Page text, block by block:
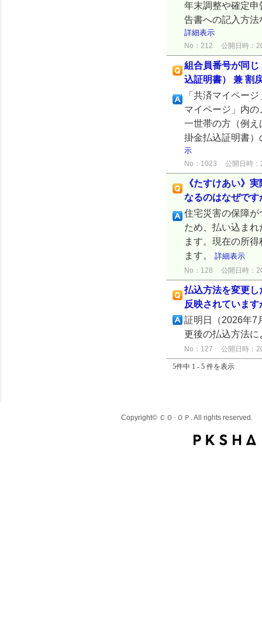
年末調整や確定
告書への記入方
詳細表示
No：212 公開日時：
組合員番号が同
込証明書） 兼 割
「共済マイペー
マイページ」内
一世帯の方（例
掛金払込証明書
示
No：1023 公開日時
《たすけあい》
なるのはなぜです
住宅災害の保障
ため、払い込ま
ます。現在の所
ます。 詳細表示
No：128 公開日時：
払込方法を変更
反映されています
証明日（2026年7
更後の払込方法
No：127 公開日時：
5件中 1 - 5 件を表示
Copyright© ＣＯ･ＯＰ. All rights reserved.